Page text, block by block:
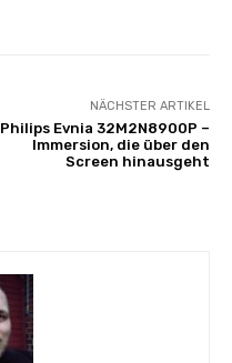
NÄCHSTER ARTIKEL
Philips Evnia 32M2N8900P –
Immersion, die über den
Screen hinausgeht